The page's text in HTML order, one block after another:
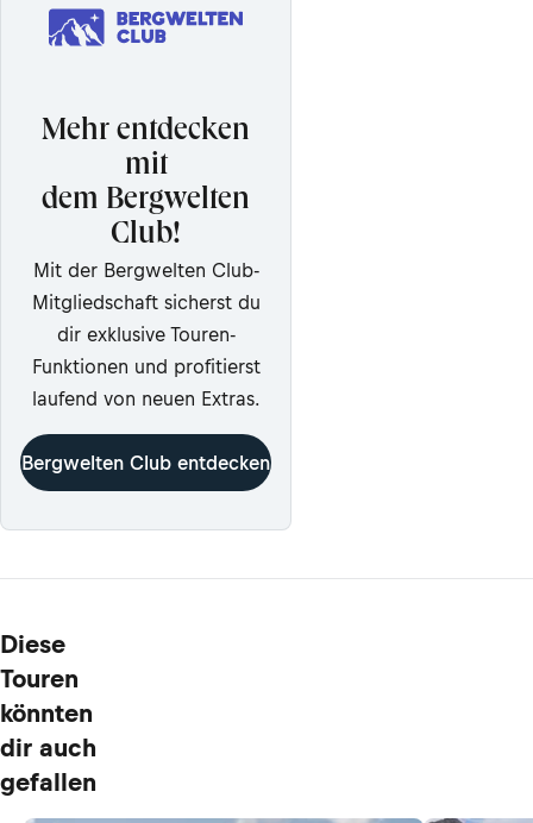
Mehr entdecken
mit
dem Bergwelten
Club!
Mit der Bergwelten Club-
Mitgliedschaft sicherst du
dir exklusive Touren-
Funktionen und profitierst
laufend von neuen Extras.
Bergwelten Club entdecken
Diese
Touren
könnten
dir auch
gefallen